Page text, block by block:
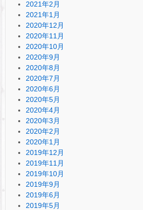
2021年2月
2021年1月
2020年12月
2020年11月
2020年10月
2020年9月
2020年8月
2020年7月
2020年6月
2020年5月
2020年4月
2020年3月
2020年2月
2020年1月
2019年12月
2019年11月
2019年10月
2019年9月
2019年6月
2019年5月